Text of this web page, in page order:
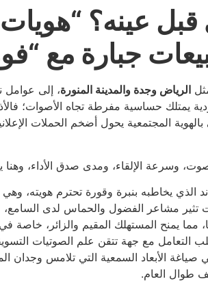
عينه؟
جبارة مع
الرياض وجدة والمدينة المنورة، إلى عوامل
يمتلك حساسية مفرطة تجاه الأصوات؛
المجتمعية يحول أضخم الحملات
وسرعة الإلقاء، ومدى صدق الأداء،
الذي يخاطبه بنبرة وقورة تحترم هويته،
مشاعر الفضول والحماس لدى السامع،
مما يمنح المستهلك المقيم والزائر، خاصة
التعامل مع جهة تتقن علم الصوتيات
الأبعاد السمعية التي تلامس وجدان
طوال العام.